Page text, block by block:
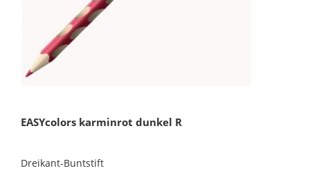
EASYcolors karminrot dunkel R
Dreikant-Buntstift